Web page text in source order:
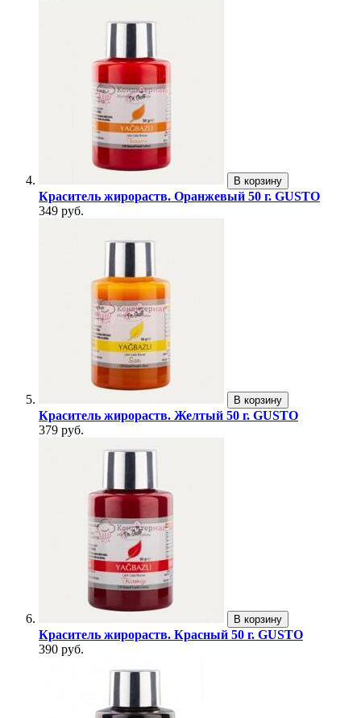
В корзину
Краситель жирораств. Оранжевый 50 г. GUSTO
349 руб.
В корзину
Краситель жирораств. Желтый 50 г. GUSTO
379 руб.
В корзину
Краситель жирораств. Красный 50 г. GUSTO
390 руб.